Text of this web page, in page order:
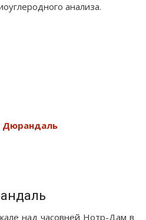
анализа.
над часовней Нотр-Дам в